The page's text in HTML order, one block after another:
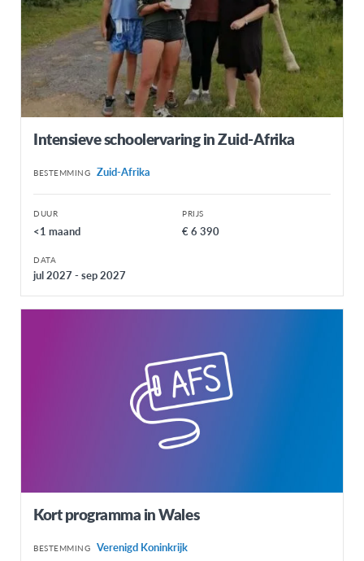
Intensieve schoolervaring in Zuid-Afrika
BESTEMMING Zuid-Afrika
DUUR
<1 maand
PRIJS
€ 6 390
DATA
jul 2027 - sep 2027
Kort programma in Wales
BESTEMMING Verenigd Koninkrijk